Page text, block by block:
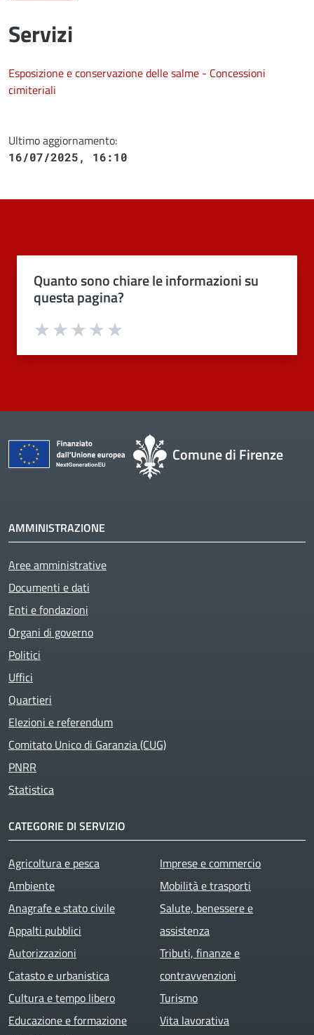
Servizi
Esposizione e conservazione delle salme - Concessioni
cimiteriali
Ultimo aggiornamento:
16/07/2025, 16:10
Quanto sono chiare le informazioni su
questa pagina?
Valuta 4 stelle su 5
Valuta 3 stelle su 5
Valuta 2 stelle su 5
Valuta 1 stelle su 5
Comune di Firenze
AMMINISTRAZIONE
Aree amministrative
Documenti e dati
Enti e fondazioni
Organi di governo
Politici
Uffici
Quartieri
Elezioni e referendum
Comitato Unico di Garanzia (CUG)
PNRR
Statistica
CATEGORIE DI SERVIZIO
Agricoltura e pesca
Ambiente
Anagrafe e stato civile
Appalti pubblici
Autorizzazioni
Catasto e urbanistica
Cultura e tempo libero
Educazione e formazione
Imprese e commercio
Mobilità e trasporti
Salute, benessere e
assistenza
Tributi, finanze e
contravvenzioni
Turismo
Vita lavorativa